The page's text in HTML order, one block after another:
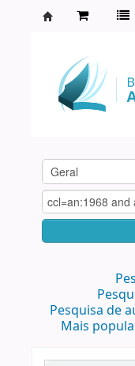
Agamenon
Magalhães
Pesquisa de
Mais